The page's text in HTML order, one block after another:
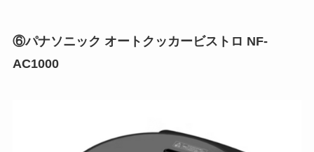
⑥パナソニック オートクッカービストロ NF-
AC1000